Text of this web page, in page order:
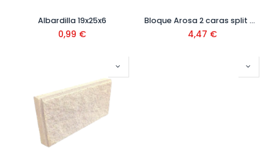
Albardilla 19x25x6
0,99 €
Bloque Arosa 2 caras split 40x20x15
4,47 €